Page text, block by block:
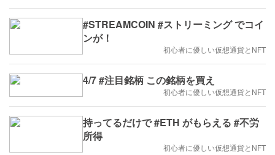
#STREAMCOIN #ストリーミング でコイ
ンが！
初心者に優しい仮想通貨とNFT
4/7 #注目銘柄 この銘柄を買え
初心者に優しい仮想通貨とNFT
持ってるだけで #ETH がもらえる #不労
所得
初心者に優しい仮想通貨とNFT